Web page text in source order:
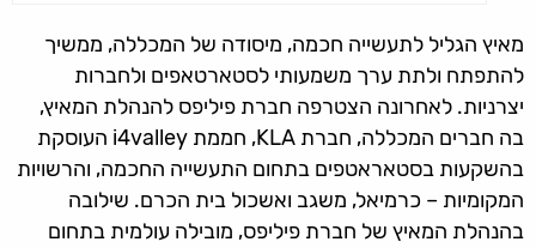
מאיץ הגליל לתעשייה חכמה, מיסודה של המכללה, ממשיך
להתפתח ולתת ערך משמעותי לסטארטאפים ולחברות
יצרניות. לאחרונה הצטרפה חברת פיליפס להנהלת המאיץ,
בה חברים המכללה, חברת KLA, חממת i4valley העוסקת
בהשקעות בסטאראטפים בתחום התעשייה החכמה, והרשויות
המקומיות – כרמיאל, משגב ואשכול בית הכרם. שילובה
בהנהלת המאיץ של חברת פיליפס, מובילה עולמית בתחום